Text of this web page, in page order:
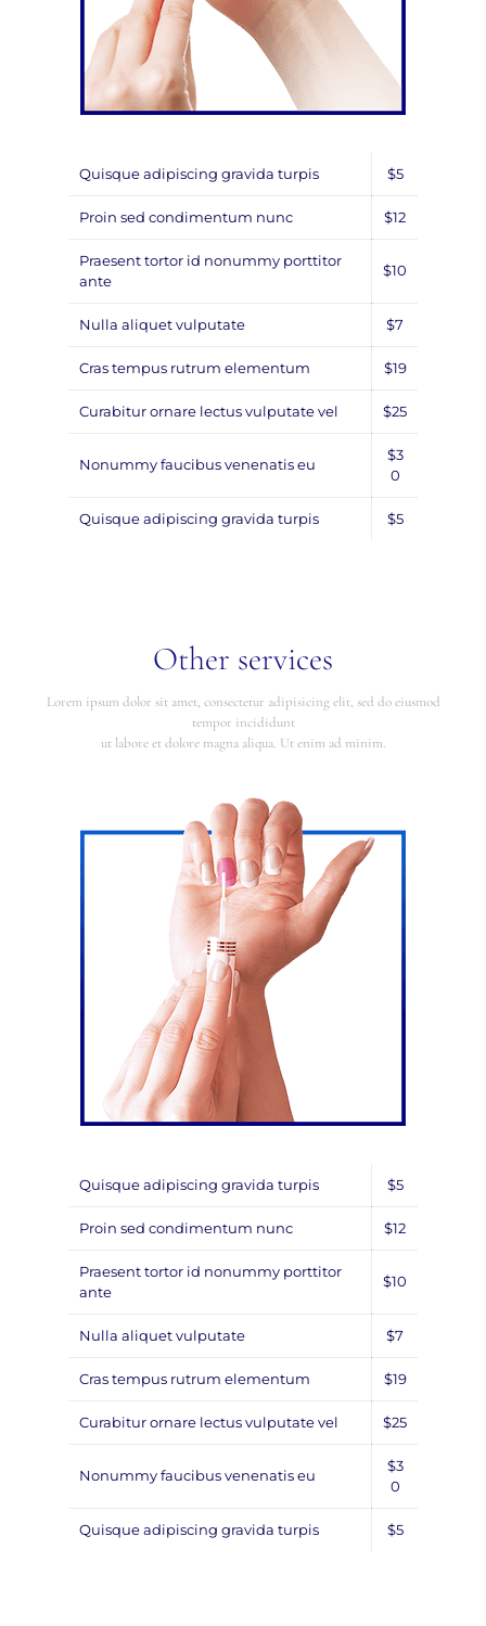
Quisque adipiscing gravida turpis $5
Proin sed condimentum nunc $12
Praesent tortor id nonummy porttitor
ante
$10
Nulla aliquet vulputate $7
Cras tempus rutrum elementum $19
Curabitur ornare lectus vulputate vel $25
Nonummy faucibus venenatis eu
$3
0
Quisque adipiscing gravida turpis $5
Other services
Lorem ipsum dolor sit amet, consectetur adipisicing elit, sed do eiusmod
tempor incididunt
ut labore et dolore magna aliqua. Ut enim ad minim.
Quisque adipiscing gravida turpis $5
Proin sed condimentum nunc $12
Praesent tortor id nonummy porttitor
ante
$10
Nulla aliquet vulputate $7
Cras tempus rutrum elementum $19
Curabitur ornare lectus vulputate vel $25
Nonummy faucibus venenatis eu
$3
0
Quisque adipiscing gravida turpis $5